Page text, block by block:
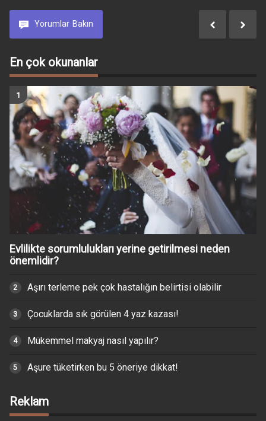
Yorumlar Bakın
En çok okunanlar
Evlilikte sorumlulukları yerine getirilmesi neden
önemlidir?
Aşırı terleme pek çok hastalığın belirtisi olabilir
Çocuklarda sık görülen 4 yaz kazası!
Mükemmel makyaj nasıl yapılır?
Aşure tüketirken bu 5 öneriye dikkat!
Reklam